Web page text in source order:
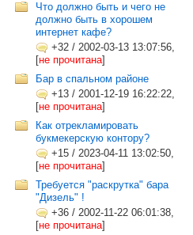
Что должно быть и чего не
должно быть в хорошем
интернет кафе?
+32 / 2002-03-13 13:07:56,
[не прочитана]
Бар в спальном районе
+13 / 2001-12-19 16:22:22,
[не прочитана]
Как отрекламировать
букмекерскую контору?
+15 / 2023-04-11 13:02:50,
[не прочитана]
Требуется "раскрутка" бара
"Дизель" !
+36 / 2002-11-22 06:01:38,
[не прочитана]